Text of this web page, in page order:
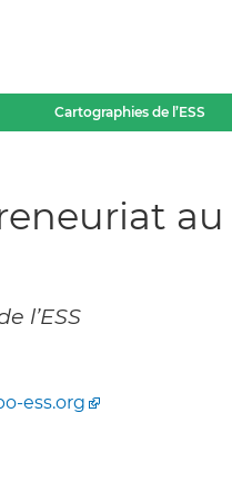
Cartographies de l’ESS
l’ESS
ess.org